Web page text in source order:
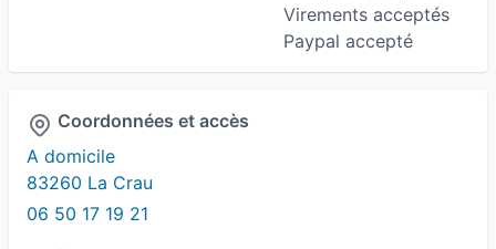
Virements acceptés
Paypal accepté
Coordonnées et accès
A domicile
83260 La Crau
06 50 17 19 21